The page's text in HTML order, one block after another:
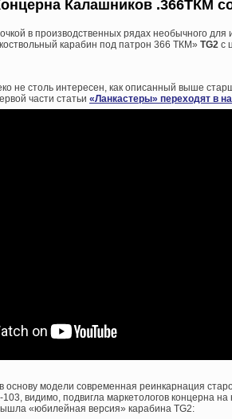
Калашников .366ТКМ
в производственных рядах необычного
карабин под патрон 366 ТКМ» TG2 с
не столь интересен, как описанный выше
части статьи «Ланкастеры» переходят в
основу модели современная реинкарнация
видимо, подвигла маркетологов концерна
«юбилейная версия» карабина TG2: